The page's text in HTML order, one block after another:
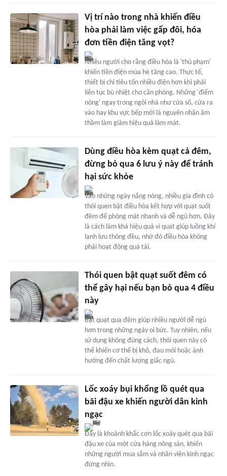
Vị trí nào trong nhà khiến điều
hòa phải làm việc gấp đôi, hóa
đơn tiền điện tăng vọt?
Nhiều người cho rằng điều hòa là 'thủ phạm'
khiến tiền điện mùa hè tăng cao. Thực tế,
thiết bị chỉ tiêu tốn nhiều điện hơn khi phải
liên tục bù nhiệt cho căn phòng. Những 'điểm
nóng' ngay trong ngôi nhà như cửa sổ, cửa ra
vào hay khu vực bếp mới là nguyên nhân âm
thầm làm giảm hiệu quả làm mát.
Dùng điều hòa kèm quạt cả đêm,
đừng bỏ qua 6 lưu ý này để tránh
hại sức khỏe
Vào những ngày nắng nóng, nhiều gia đình có
thói quen bật điều hòa kết hợp với quạt suốt
đêm để phòng mát nhanh và dễ ngủ hơn. Đây
là cách làm khá hiệu quả vì quạt giúp luồng khí
lạnh lưu thông đều, nhờ đó điều hòa không
phải hoạt động quá tải.
Thói quen bật quạt suốt đêm có
thể gây hại nếu bạn bỏ qua 4 điều
này
Bật quạt qua đêm giúp nhiều người dễ ngủ
hơn trong những ngày oi bức. Tuy nhiên, nếu
sử dụng không đúng cách, thói quen này có
thể khiến cơ thể bị khô, đau mỏi hoặc ảnh
hưởng đến chất lượng giấc ngủ.
Lốc xoáy bụi khổng lồ quét qua
bãi đậu xe khiến người dân kinh
ngạc
Đây là khoảnh khắc cơn lốc xoáy quét qua bãi
đậu xe của một cửa hàng nông sản, khiến
những người mua sắm và nhân viên kinh ngạc
đứng nhìn.